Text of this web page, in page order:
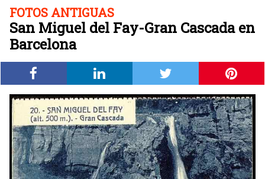
FOTOS ANTIGUAS
San Miguel del Fay-Gran Cascada en
Barcelona